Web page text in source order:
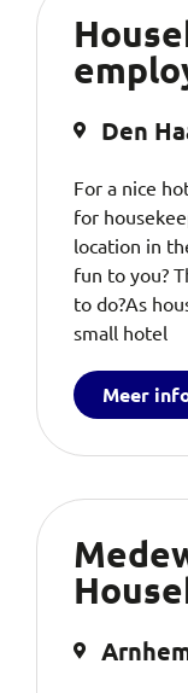
Den
For a nice
for
location in
fun to you?
to do?As
small hotel
Meer